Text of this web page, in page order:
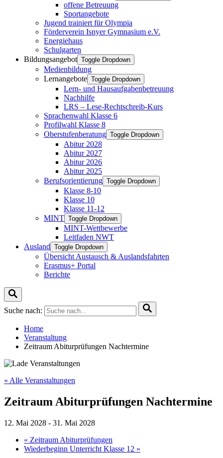
offene Betreuung
Sportangebote
Jugend trainiert für Olympia
Förderverein Isnyer Gymnasium e.V.
Energiehaus
Schulgarten
Bildungsangebot Toggle Dropdown
Medienbildung
Lernangebote Toggle Dropdown
Lern- und Hausaufgabenbetreuung
Nachhilfe
LRS – Lese-Rechtschreib-Kurs
Sprachenwahl Klasse 6
Profilwahl Klasse 8
Oberstufenberatung Toggle Dropdown
Abitur 2028
Abitur 2027
Abitur 2026
Abitur 2025
Berufsorientierung Toggle Dropdown
Klasse 8-10
Klasse 10
Klasse 11-12
MINT Toggle Dropdown
MINT-Wettbewerbe
Leitfaden NWT
Ausland Toggle Dropdown
Übersicht Austausch & Auslandsfahrten
Erasmus+ Portal
Berichte
Suche nach:
Home
Veranstaltung
Zeitraum Abiturprüfungen Nachtermine
« Alle Veranstaltungen
Zeitraum Abiturprüfungen Nachtermine
12. Mai 2028 - 31. Mai 2028
« Zeitraum Abiturprüfungen
Wiederbeginn Unterricht Klasse 12 »